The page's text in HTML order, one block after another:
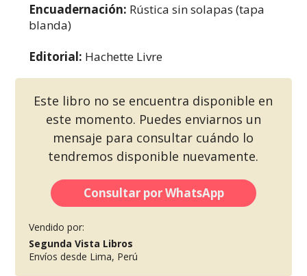
Encuadernación: Rústica sin solapas (tapa
blanda)
Editorial: Hachette Livre
Este libro no se encuentra disponible en
este momento. Puedes enviarnos un
mensaje para consultar cuándo lo
tendremos disponible nuevamente.
Consultar por WhatsApp
Vendido por:
Segunda Vista Libros
Envíos desde Lima, Perú